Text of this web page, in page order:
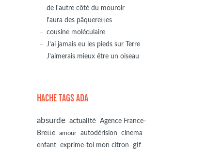
de l'autre côté du mouroir
l'aura des pâquerettes
cousine moléculaire
J’ai jamais eu les pieds sur Terre
J’aimerais mieux être un oiseau
HACHE TAGS ADA
absurde actualité Agence France-
Brette
amour autodérision
cinema
enfant exprime-toi mon citron
gif